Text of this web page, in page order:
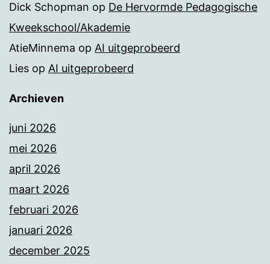
Dick Schopman op De Hervormde Pedagogische
Kweekschool/Akademie
AtieMinnema op AI uitgeprobeerd
Lies op AI uitgeprobeerd
Archieven
juni 2026
mei 2026
april 2026
maart 2026
februari 2026
januari 2026
december 2025